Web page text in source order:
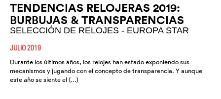
TENDENCIAS RELOJERAS 2019:
BURBUJAS & TRANSPARENCIAS
SELECCIÓN DE RELOJES - EUROPA STAR
JULIO 2019
Durante los últimos años, los relojes han estado exponiendo sus
mecanismos y jugando con el concepto de transparencia. Y aunque
este año se siente el (…)